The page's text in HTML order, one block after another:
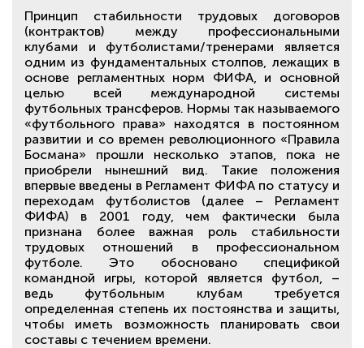
Принцип стабильности трудовых договоров
(контрактов) между профессиональными
клубами и футболистами/тренерами является
одним из фундаментальных столпов, лежащих в
основе регламентных норм ФИФА, и основной
целью всей международной системы
футбольных трансферов. Нормы так называемого
«футбольного права» находятся в постоянном
развитии и со времен революционного «Правила
Босмана» прошли несколько этапов, пока не
приобрели нынешний вид. Такие положения
впервые введены в Регламент ФИФА по статусу и
переходам футболистов (далее – Регламент
ФИФА) в 2001 году, чем фактически была
признана более важная роль стабильности
трудовых отношений в профессиональном
футболе. Это обосновано спецификой
командной игры, которой является футбол, –
ведь футбольным клубам требуется
определенная степень их постоянства и защиты,
чтобы иметь возможность планировать свои
составы с течением времени.